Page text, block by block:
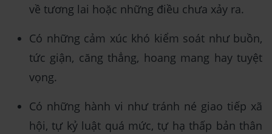
về tương lai hoặc những điều chưa xảy ra.
Có những cảm xúc khó kiểm soát như buồn,
tức giận, căng thẳng, hoang mang hay tuyệt
vọng.
Có những hành vi như tránh né giao tiếp xã
hội, tự kỷ luật quá mức, tự hạ thấp bản thân